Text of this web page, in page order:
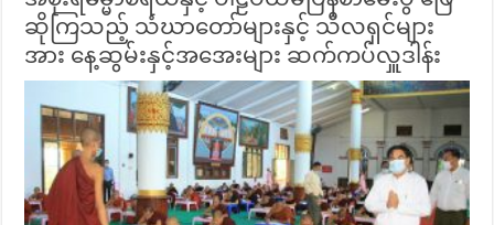
ဆိုကြသည့် သံဃာတော်များနှင့် သီလရှင်များ
အား နေ့ဆွမ်းနှင့်အ‌အေးများ ဆက်ကပ်လှူဒါန်း